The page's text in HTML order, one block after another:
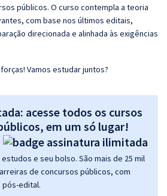
públicos. O curso contempla a teoria
com base nos últimos editais,
direcionada e alinhada às exigências
Vamos estudar juntos?
acesse todos os cursos
em um só lugar!
e seu bolso. São mais de 25 mil
de concursos públicos, com
pós-edital.